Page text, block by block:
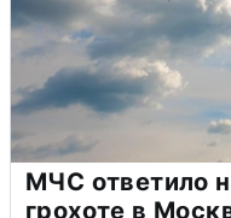
МЧС ответило
грохоте в